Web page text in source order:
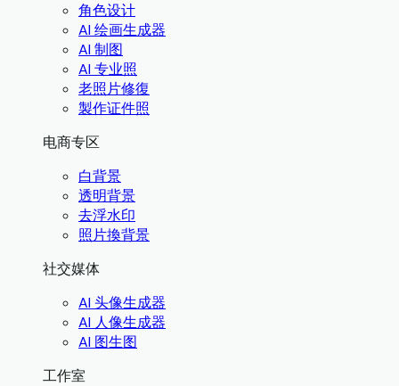
角色设计
AI 绘画生成器
AI 制图
AI 专业照
老照片修復
製作证件照
电商专区
白背景
透明背景
去浮水印
照片換背景
社交媒体
AI 头像生成器
AI 人像生成器
AI 图生图
工作室